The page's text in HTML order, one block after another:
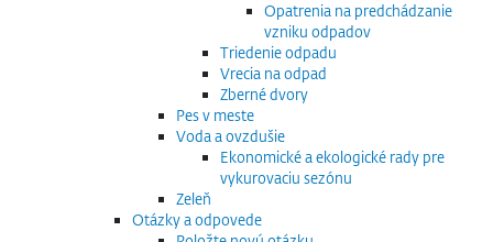
Opatrenia na predchádzanie
vzniku odpadov
Triedenie odpadu
Vrecia na odpad
Zberné dvory
Pes v meste
Voda a ovzdušie
Ekonomické a ekologické rady pre
vykurovaciu sezónu
Zeleň
Otázky a odpovede